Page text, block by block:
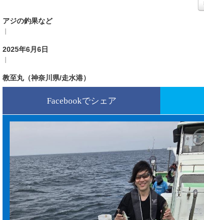
アジの釣果など
2025年6月6日
教至丸（神奈川県/走水港）
Facebookでシェア